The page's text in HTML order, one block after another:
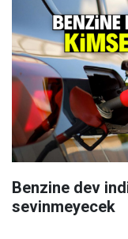
Benzine dev
sevinmeyecek